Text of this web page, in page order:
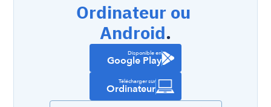
Ordinateur ou
Android.
Disponible en
Google Play
Télécharger sur
Ordinateur